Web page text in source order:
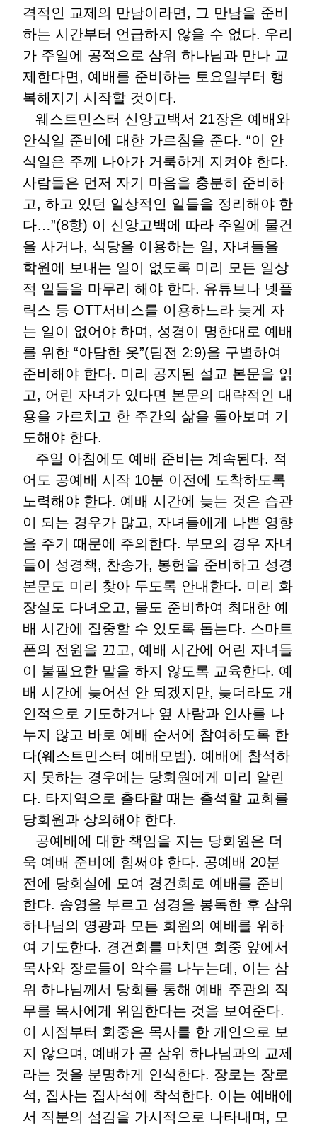
격적인 교제의 만남이라면, 그 만남을 준비
하는 시간부터 언급하지 않을 수 없다. 우리
가 주일에 공적으로 삼위 하나님과 만나 교
제한다면, 예배를 준비하는 토요일부터 행
복해지기 시작할 것이다.
웨스트민스터 신앙고백서 21장은 예배와
안식일 준비에 대한 가르침을 준다. “이 안
식일은 주께 나아가 거룩하게 지켜야 한다.
사람들은 먼저 자기 마음을 충분히 준비하
고, 하고 있던 일상적인 일들을 정리해야 한
다…”(8항) 이 신앙고백에 따라 주일에 물건
을 사거나, 식당을 이용하는 일, 자녀들을
학원에 보내는 일이 없도록 미리 모든 일상
적 일들을 마무리 해야 한다. 유튜브나 넷플
릭스 등 OTT서비스를 이용하느라 늦게 자
는 일이 없어야 하며, 성경이 명한대로 예배
를 위한 “아담한 옷”(딤전 2:9)을 구별하여
준비해야 한다. 미리 공지된 설교 본문을 읽
고, 어린 자녀가 있다면 본문의 대략적인 내
용을 가르치고 한 주간의 삶을 돌아보며 기
도해야 한다.
주일 아침에도 예배 준비는 계속된다. 적
어도 공예배 시작 10분 이전에 도착하도록
노력해야 한다. 예배 시간에 늦는 것은 습관
이 되는 경우가 많고, 자녀들에게 나쁜 영향
을 주기 때문에 주의한다. 부모의 경우 자녀
들이 성경책, 찬송가, 봉헌을 준비하고 성경
본문도 미리 찾아 두도록 안내한다. 미리 화
장실도 다녀오고, 물도 준비하여 최대한 예
배 시간에 집중할 수 있도록 돕는다. 스마트
폰의 전원을 끄고, 예배 시간에 어린 자녀들
이 불필요한 말을 하지 않도록 교육한다. 예
배 시간에 늦어선 안 되겠지만, 늦더라도 개
인적으로 기도하거나 옆 사람과 인사를 나
누지 않고 바로 예배 순서에 참여하도록 한
다(웨스트민스터 예배모범). 예배에 참석하
지 못하는 경우에는 당회원에게 미리 알린
다. 타지역으로 출타할 때는 출석할 교회를
당회원과 상의해야 한다.
공예배에 대한 책임을 지는 당회원은 더
욱 예배 준비에 힘써야 한다. 공예배 20분
전에 당회실에 모여 경건회로 예배를 준비
한다. 송영을 부르고 성경을 봉독한 후 삼위
하나님의 영광과 모든 회원의 예배를 위하
여 기도한다. 경건회를 마치면 회중 앞에서
목사와 장로들이 악수를 나누는데, 이는 삼
위 하나님께서 당회를 통해 예배 주관의 직
무를 목사에게 위임한다는 것을 보여준다.
이 시점부터 회중은 목사를 한 개인으로 보
지 않으며, 예배가 곧 삼위 하나님과의 교제
라는 것을 분명하게 인식한다. 장로는 장로
석, 집사는 집사석에 착석한다. 이는 예배에
서 직분의 섬김을 가시적으로 나타내며, 모